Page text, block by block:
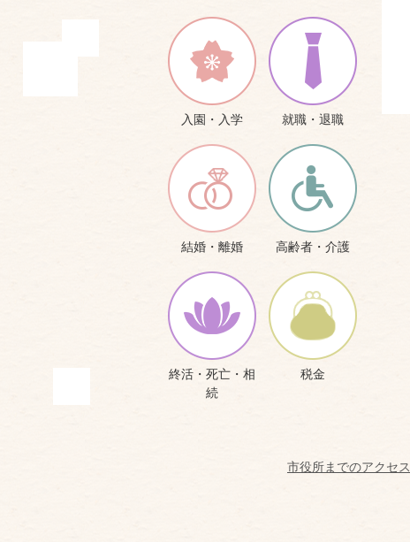
入園・入学 就職・退職
結婚・離婚 高齢者・介護
終活・死亡・相
続
税金
市役所までのアクセス